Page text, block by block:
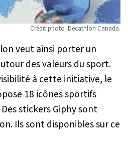
Crédit photo :Decathlon Canada.
veut ainsi porter un
des valeurs du sport.
à cette initiative, le
18 icônes sportifs
stickers Giphy sont
Ils sont disponibles sur ce